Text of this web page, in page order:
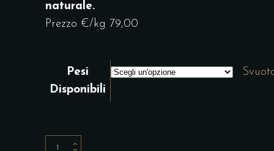
naturale.
Prezzo €/kg 79,00
Pesi
Disponibili
Salmone